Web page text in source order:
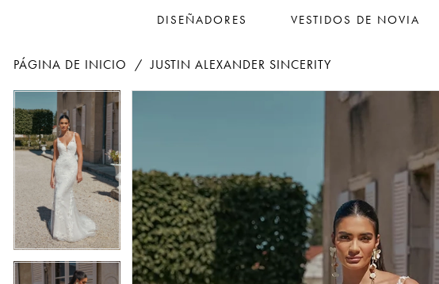
DISEÑADORES VESTIDOS DE NOVIA
PÁGINA DE INICIO JUSTIN ALEXANDER SINCERITY
Views
Carousel
to
end
PAUSE AUTOPLAY
PREVIOUS SLIDE
NEXT SLIDE
0
1